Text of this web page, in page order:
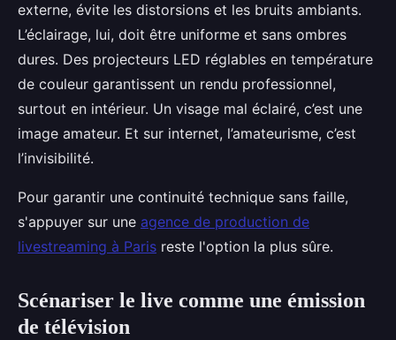
externe, évite les distorsions et les bruits ambiants.
L’éclairage, lui, doit être uniforme et sans ombres
dures. Des projecteurs LED réglables en température
de couleur garantissent un rendu professionnel,
surtout en intérieur. Un visage mal éclairé, c’est une
image amateur. Et sur internet, l’amateurisme, c’est
l’invisibilité.
Pour garantir une continuité technique sans faille,
s'appuyer sur une agence de production de
livestreaming à Paris reste l'option la plus sûre.
Scénariser le live comme une émission
de télévision